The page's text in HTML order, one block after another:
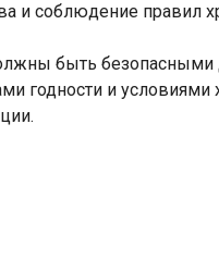
и соблюдение правил
быть безопасными
годности и